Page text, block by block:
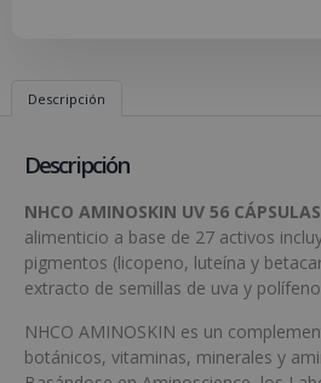
Descripción
Descripción
NHCO AMINOSKIN UV 56
alimenticio a base de 27 activos
pigmentos (licopeno, luteína y
extracto de semillas de uva y
NHCO AMINOSKIN es un
botánicos, vitaminas, minerales y